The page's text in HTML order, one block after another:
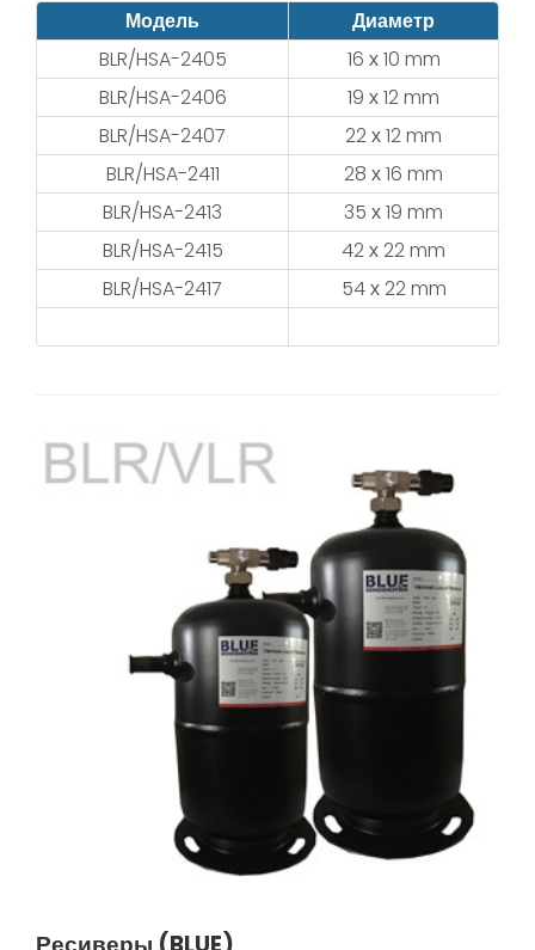
Модель
Диаметр
BLR/HSA-2405
16 х 10 mm
BLR/HSA-2406
19 х 12 mm
BLR/HSA-2407
22 х 12 mm
BLR/HSA-2411
28 х 16 mm
BLR/HSA-2413
35 х 19 mm
BLR/HSA-2415
42 х 22 mm
BLR/HSA-2417
54 х 22 mm